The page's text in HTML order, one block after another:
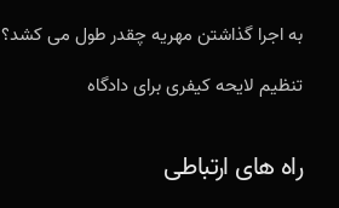
به اجرا گذاشتن مهریه چقدر طول می کشد؟
تنظیم لایحه کیفری برای دادگاه
راه های ارتباطی